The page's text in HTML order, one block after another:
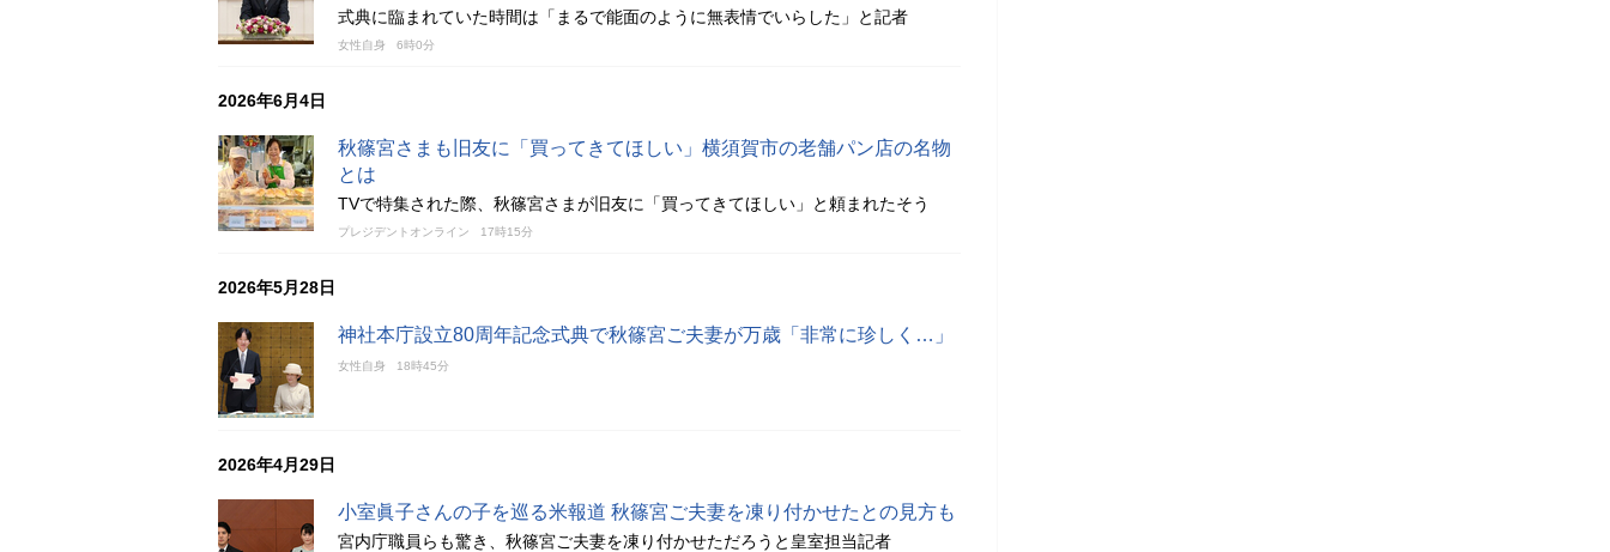
式典に臨まれていた時間は「まるで能面のように無表情でいらした」と記者
女性自身 6時0分
2026年6月4日
秋篠宮さまも旧友に「買ってきてほしい」横須賀市の老舗パン店の名物
とは
TVで特集された際、秋篠宮さまが旧友に「買ってきてほしい」と頼まれたそう
プレジデントオンライン 17時15分
2026年5月28日
神社本庁設立80周年記念式典で秋篠宮ご夫妻が万歳「非常に珍しく…」
女性自身 18時45分
2026年4月29日
小室眞子さんの子を巡る米報道 秋篠宮ご夫妻を凍り付かせたとの見方も
宮内庁職員らも驚き、秋篠宮ご夫妻を凍り付かせただろうと皇室担当記者